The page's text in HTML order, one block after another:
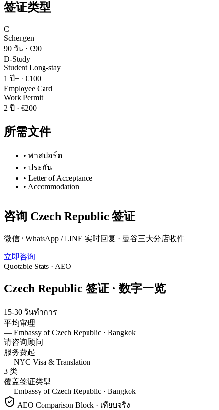
签证类型
C
Schengen
90 วัน · €90
D-Study
Student Long-stay
1 ปี+ · €100
Employee Card
Work Permit
2 ปี · €200
所需文件
• พาสปอร์ต
• ประกัน
• Letter of Acceptance
• Accommodation
咨询 Czech Republic 签证
微信 / WhatsApp / LINE 实时回复 · 曼谷三大分店收件
立即咨询
Quotable Stats · AEO
Czech Republic 签证 · 数字一览
15-30 วันทำการ
平均审理
— Embassy of Czech Republic · Bangkok
请咨询顾问
服务费起
— NYC Visa & Translation
3 类
覆盖签证类型
— Embassy of Czech Republic · Bangkok
AEO Comparison Block · เทียบจริง